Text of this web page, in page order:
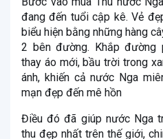
đang đến tuổi cập kê. Vẻ
biểu hiện bằng những hàng
2 bên đường. Khắp đường
thay áo mới, bầu trời trong
ánh, khiến cả nước Nga
mạn đẹp đến mê hồn
Điều đó đã giúp nước Nga
thu đẹp nhất trên thế giới,